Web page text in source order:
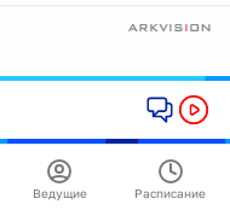
Ведущие Расписание